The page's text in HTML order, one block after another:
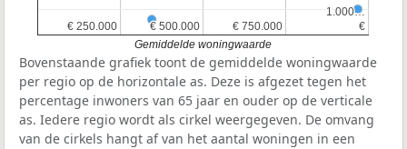
€ 250.000
€ 250.000 € 500.000
€ 500.000 € 750.000
€ 750.000 €
€
1.000…
1.000…
Gemiddelde woningwaarde
Bovenstaande grafiek toont de gemiddelde woningwaarde
per regio op de horizontale as. Deze is afgezet tegen het
percentage inwoners van 65 jaar en ouder op de verticale
as. Iedere regio wordt als cirkel weergegeven. De omvang
van de cirkels hangt af van het aantal woningen in een